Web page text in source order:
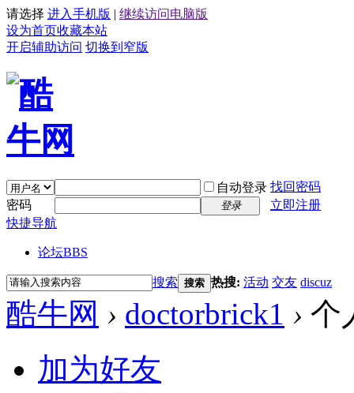
请选择 进入手机版 | 继续访问电脑版
设为首页收藏本站
开启辅助访问 切换到窄版
自动登录 找回密码
密码
登录
立即注册
快捷导航
论坛BBS
搜索 搜索 热搜: 活动 交友 discuz
酷牛网 › doctorbrick1 › 个
加为好友